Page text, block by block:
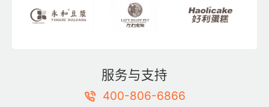
服务与支持
400-806-6866